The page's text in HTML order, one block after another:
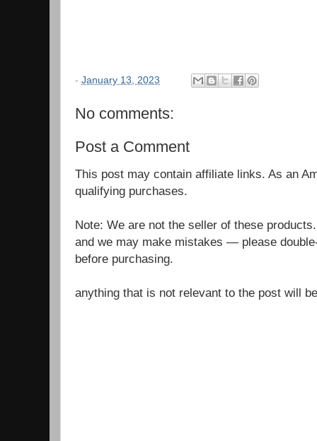
- January 13, 2023
No comments:
Post a Comment
This post may contain affiliate links. As an
qualifying purchases.
Note: We are not the seller of these
and we may make mistakes — please
before purchasing.
anything that is not relevant to the post will